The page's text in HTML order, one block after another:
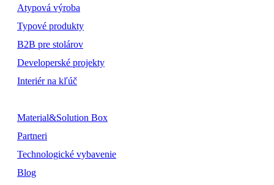
Atypová výroba
Typové produkty
B2B pre stolárov
Developerské projekty
Interiér na kľúč
Material&Solution Box
Partneri
Technologické vybavenie
Blog